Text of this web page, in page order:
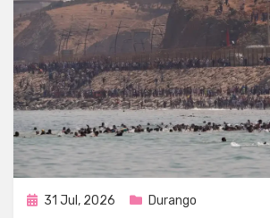
Publicada
31 Jul, 2026 Durango